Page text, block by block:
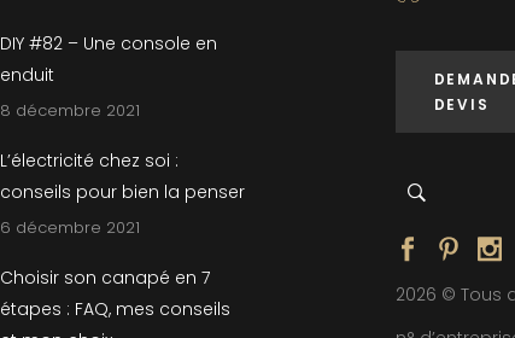
DIY #82 – Une console en
enduit
8 décembre 2021
L’électricité chez soi :
conseils pour bien la penser
6 décembre 2021
Choisir son canapé en 7
étapes : FAQ, mes conseils
DEVIS
2026 © Tous